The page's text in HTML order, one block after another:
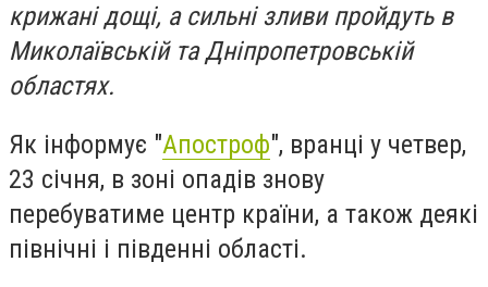
крижані дощі, а сильні зливи пройдуть в
Миколаївській та Дніпропетровській
областях.
Як інформує "Апостроф", вранці у четвер,
23 січня, в зоні опадів знову
перебуватиме центр країни, а також деякі
північні і південні області.